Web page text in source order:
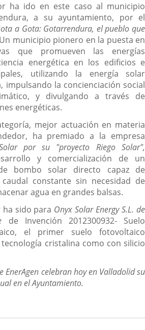
ha ido en este caso al municipio
a su ayuntamiento, por el
a Gota: Gotarrendura, el pueblo que
Un municipio pionero en la puesta en
que promueven las energías
energética en los edificios e
utilizando la energía solar
impulsando la concienciación social
y divulgando a través de
energéticas.
mejor actuación en materia
ha premiado a la empresa
por su "proyecto Riego Solar",
y comercialización de un
bombo solar directo capaz de
constante sin necesidad de
agua en grandes balsas.
sido para Onyx Solar Energy S.L. de
de Invención 2012300932- Suelo
el primer suelo fotovoltaico
cristalina como con silicio
EnerAgen celebran hoy en Valladolid su
en el Ayuntamiento.